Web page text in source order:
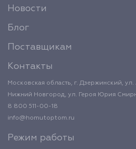
Новости
Блог
Поставщикам
Контакты
Московская область, г. Дзержинский, ул.
Нижний Новгород, ул. Героя Юрия
8 800 511-00-18
info@homutoptom.ru
Режим работы